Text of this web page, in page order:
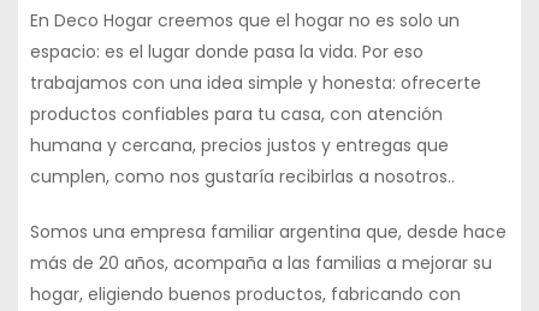
En Deco Hogar creemos que el hogar no es solo un
espacio: es el lugar donde pasa la vida. Por eso
trabajamos con una idea simple y honesta: ofrecerte
productos confiables para tu casa, con atención
humana y cercana, precios justos y entregas que
cumplen, como nos gustaría recibirlas a nosotros..
Somos una empresa familiar argentina que, desde hace
más de 20 años, acompaña a las familias a mejorar su
hogar, eligiendo buenos productos, fabricando con